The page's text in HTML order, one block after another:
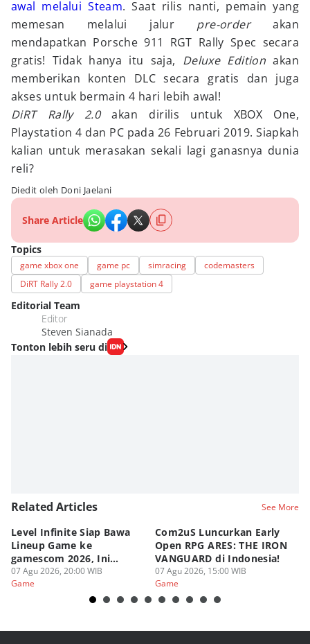
awal melalui Steam. Saat rilis nanti, pemain yang
memesan melalui jalur pre-orderakan
mendapatkan Porsche 911 RGT Rally Spec secara
gratis! Tidak hanya itu saja, Deluxe Edition akan
memberikan konten DLC secara gratis dan juga
akses untuk bermain 4 hari lebih awal!
DiRT Rally 2.0akan dirilis untuk XBOX One,
Playstation 4 dan PC pada 26 Februari 2019. Siapkah
kalian untuk merasakan sekali lagi ganasnya dunia
reli?
Diedit oleh Doni Jaelani
Share Article
Topics
game xbox one game pc simracing
codemasters
DiRT Rally 2.0
game playstation 4
Editorial Team
Editor
Steven Sianada
Tonton lebih seru di
Related Articles See More
Level Infinite Siap Bawa
Lineup Game ke
gamescom 2026, Ini
Judulnya!
07 Agu 2026, 20:00 WIB
Game
Com2uS Luncurkan Early
Open RPG ARES: THE IRON
VANGUARD di Indonesia!
07 Agu 2026, 15:00 WIB
Game